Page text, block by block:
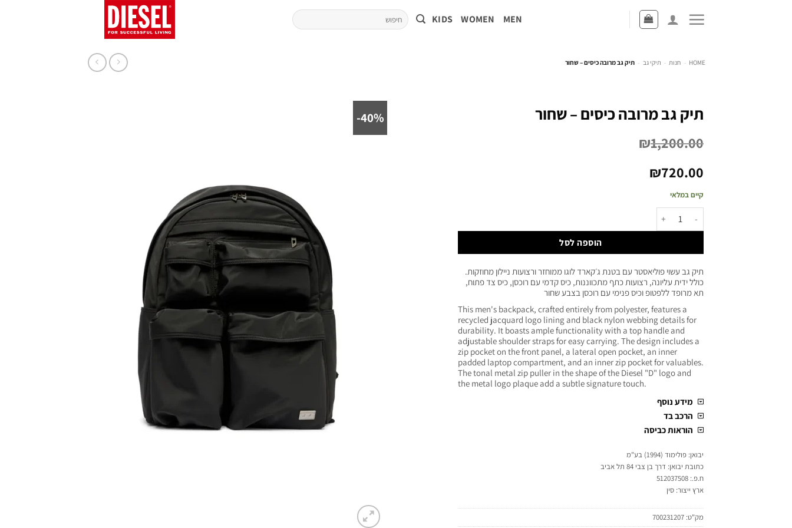
MEN
WOMEN
KIDS
HOME
- חנות - תיקי גב - תיק גב מרובה כיסים – שחור
40%- תיק גב מרובה כיסים – שחור
₪1,200.00
₪720.00
קיים במלאי
הוספה לסל
תיק גב עשוי פוליאסטר עם בטנת ג׳קארד לוגו ממוחזר ורצועות ניילון מחוזקות.
כולל ידית עליונה, רצועות כתף מתכווננות, כיס קדמי עם רוכסן, כיס צד פתוח,
תא מרופד ללפטופ וכיס פנימי עם רוכסן בצבע שחור
This men's backpack, crafted entirely from polyester, features a
recycled jacquard logo lining and black nylon webbing details for
durability. It boasts ample functionality with a top handle and
adjustable shoulder straps for easy carrying. The design includes a
zip pocket on the front panel, a lateral open pocket, an inner
padded laptop compartment, and an inner zip pocket for valuables.
The tonal metal zip puller in the shape of the Diesel "D" logo and
the metal logo plaque add a subtle signature touch.
מידע נוסף
הרכב בד
הוראות כביסה
יבואן: פולימוד (1994) בע"מ
כתובת יבואן: דרך בן צבי 84 תל אביב
ח.פ.: 512037508
ארץ ייצור: סין
מק"ט: 700231207